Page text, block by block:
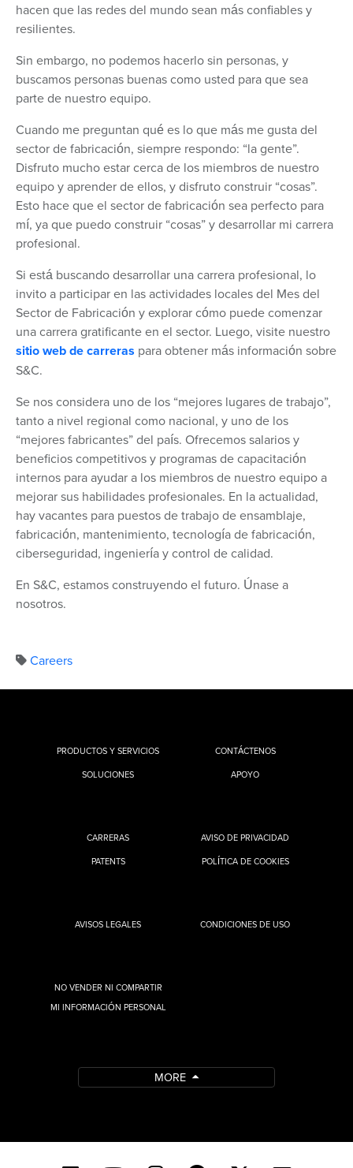
hacen que las redes del mundo sean más confiables y
resilientes.
Sin embargo, no podemos hacerlo sin personas, y
buscamos personas buenas como usted para que sea
parte de nuestro equipo.
Cuando me preguntan qué es lo que más me gusta del
sector de fabricación, siempre respondo: “la gente”.
Disfruto mucho estar cerca de los miembros de nuestro
equipo y aprender de ellos, y disfruto construir “cosas”.
Esto hace que el sector de fabricación sea perfecto para
mí, ya que puedo construir “cosas” y desarrollar mi carrera
profesional.
Si está buscando desarrollar una carrera profesional, lo
invito a participar en las actividades locales del Mes del
Sector de Fabricación y explorar cómo puede comenzar
una carrera gratificante en el sector. Luego, visite nuestro
sitio web de carreras para obtener más información sobre
S&C.
Se nos considera uno de los “mejores lugares de trabajo”,
tanto a nivel regional como nacional, y uno de los
“mejores fabricantes” del país. Ofrecemos salarios y
beneficios competitivos y programas de capacitación
internos para ayudar a los miembros de nuestro equipo a
mejorar sus habilidades profesionales. En la actualidad,
hay vacantes para puestos de trabajo de ensamblaje,
fabricación, mantenimiento, tecnología de fabricación,
ciberseguridad, ingeniería y control de calidad.
En S&C, estamos construyendo el futuro. Únase a
nosotros.
Careers
PRODUCTOS Y SERVICIOS
SOLUCIONES
CONTÁCTENOS
APOYO
CARRERAS
PATENTS
AVISO DE PRIVACIDAD
POLÍTICA DE COOKIES
AVISOS LEGALES CONDICIONES DE USO
NO VENDER NI COMPARTIR
MI INFORMACIÓN PERSONAL
MORE